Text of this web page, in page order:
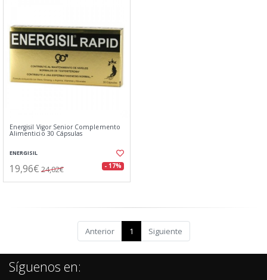
Energisil Vigor Senior Complemento
Alimenticio 30 Cápsulas
ENERGISIL
19,96€ 24,02€ - 17%
Anterior 1 Siguiente
Síguenos en: